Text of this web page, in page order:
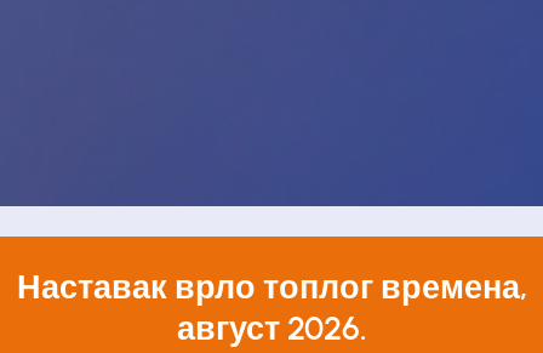
Наставак врло топлог времена,
август 2026.